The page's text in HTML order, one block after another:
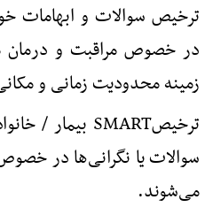
ترخیص سوالات و ابهامات
در خصوص مراقبت و درمان
زمینه محدودیت زمانی و
ترخیصSMART بیمار /
سوالات یا نگرانی‌ها در
می‌شوند.